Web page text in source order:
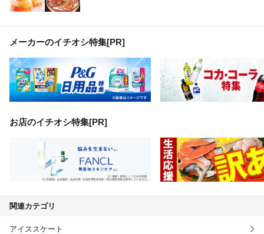
メーカーのイチオシ特集[PR]
お店のイチオシ特集[PR]
関連カテゴリ
アイススケート